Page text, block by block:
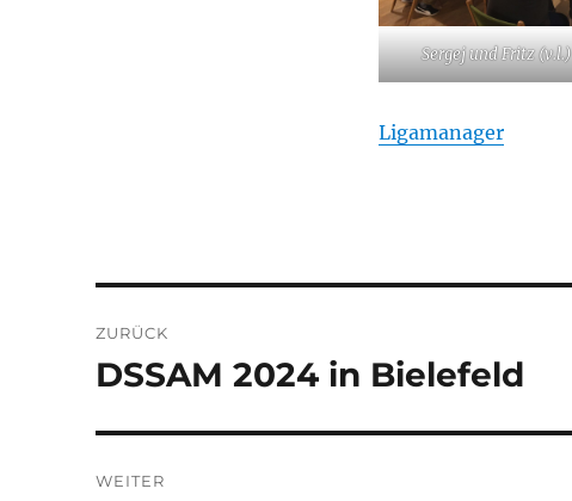
Sergej und Fritz (v.l.)
Ligamanager
ZURÜCK
Vorheriger
DSSAM 2024 in Bielefeld
WEITER